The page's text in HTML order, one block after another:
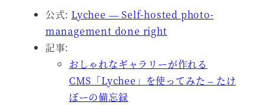
公式: Lychee — Self-hosted photo-
management done right
記事:
おしゃれなギャラリーが作れる
CMS「Lychee」を使ってみた – たけ
ぼーの備忘録